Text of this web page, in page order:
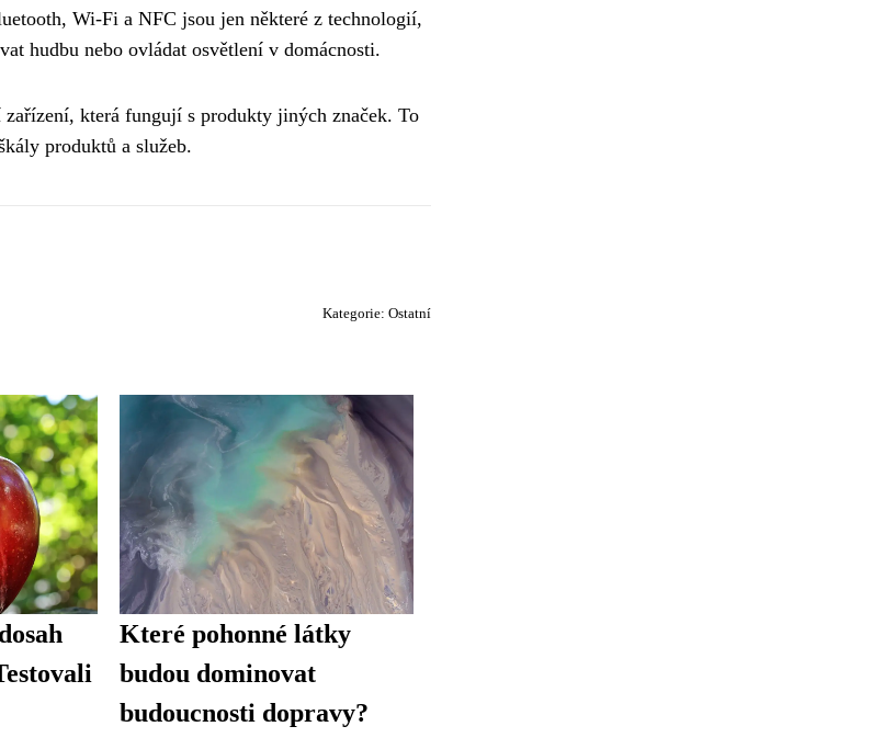
Wi-Fi a NFC jsou jen některé z technologií,
hudbu nebo ovládat osvětlení v domácnosti.
která fungují s produkty jiných značek. To
produktů a služeb.
Kategorie: Ostatní
Které pohonné látky
budou dominovat
budoucnosti dopravy?